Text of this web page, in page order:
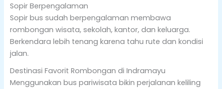
Sopir Berpengalaman
Sopir bus sudah berpengalaman membawa
rombongan wisata, sekolah, kantor, dan keluarga.
Berkendara lebih tenang karena tahu rute dan kondisi
jalan.
Destinasi Favorit Rombongan di Indramayu
Menggunakan bus pariwisata bikin perjalanan keliling